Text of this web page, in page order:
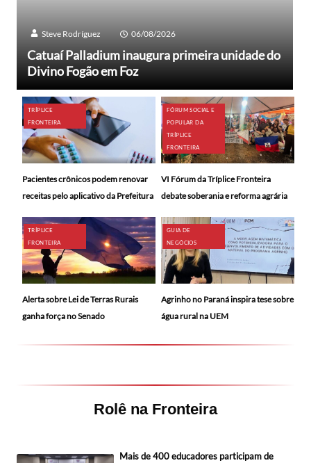
Steve Rodríguez 06/08/2026
Catuaí Palladium inaugura primeira unidade do
Divino Fogão em Foz
TRÍPLICE
FRONTEIRA
Pacientes crônicos podem renovar
receitas pelo aplicativo da Prefeitura
FÓRUM SOCIAL E
POPULAR DA
TRÍPLICE
FRONTEIRA
VI Fórum da Tríplice Fronteira
debate soberania e reforma agrária
TRÍPLICE
FRONTEIRA
Alerta sobre Lei de Terras Rurais
ganha força no Senado
GUIA DE
NEGÓCIOS
Agrinho no Paraná inspira tese sobre
água rural na UEM
Rolê na Fronteira
Mais de 400 educadores participam de